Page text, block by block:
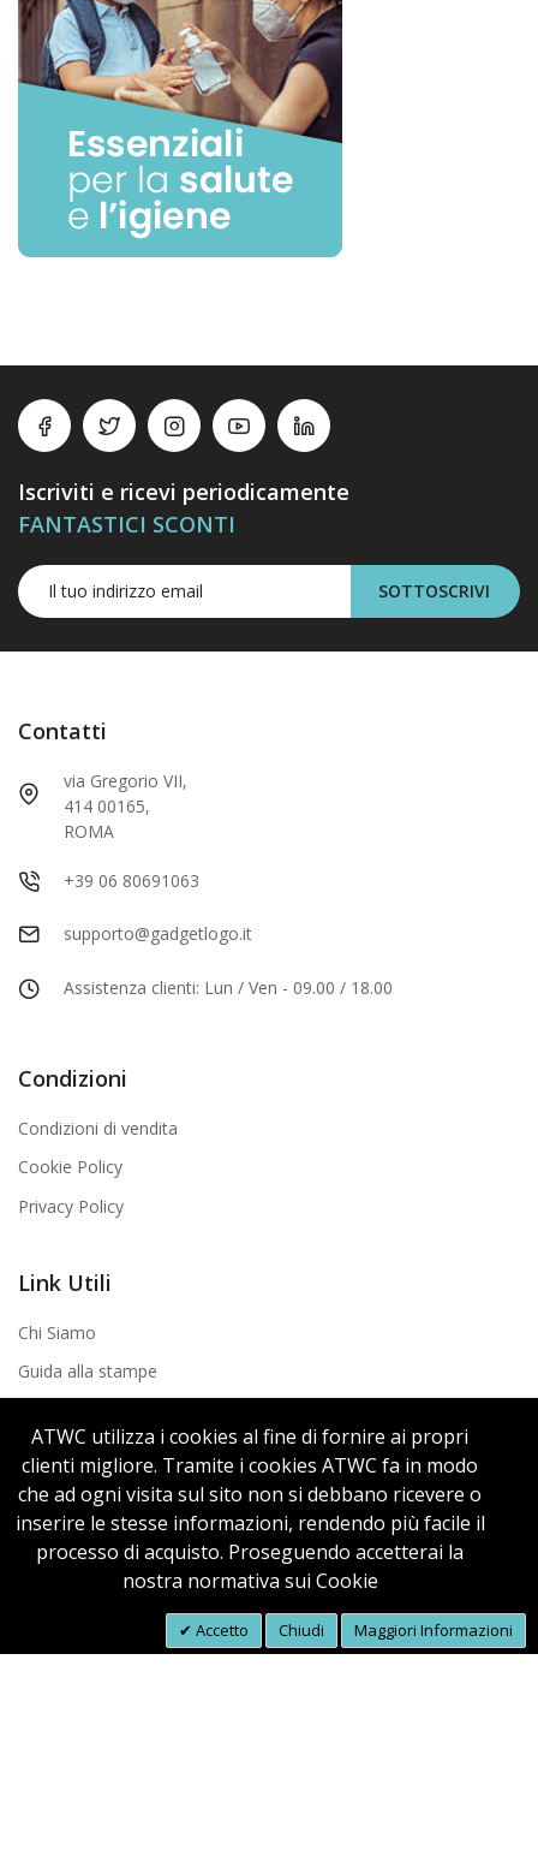
Iscriviti e ricevi periodicamente
FANTASTICI SCONTI
SOTTOSCRIVI
Contatti
via Gregorio VII,
414 00165,
ROMA
+39 06 80691063
supporto@gadgetlogo.it
Assistenza clienti: Lun / Ven - 09.00 / 18.00
Condizioni
Condizioni di vendita
Cookie Policy
Privacy Policy
Link Utili
Chi Siamo
Guida alla stampe
Recensioni
ATWC utilizza i cookies al fine di fornire ai propri
clienti migliore. Tramite i cookies ATWC fa in modo
che ad ogni visita sul sito non si debbano ricevere o
inserire le stesse informazioni, rendendo più facile il
processo di acquisto. Proseguendo accetterai la
nostra normativa sui Cookie
Accetto Chiudi Maggiori Informazioni